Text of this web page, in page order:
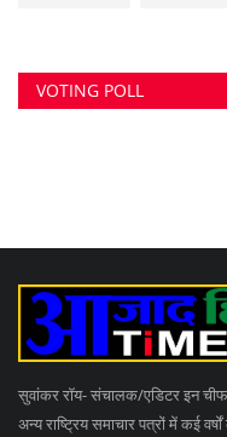
VOTING POLL
सुवांकर रॉय- संचालक/एडिटर इन
अन्य राष्ट्रिय समाचार पत्रों में कई